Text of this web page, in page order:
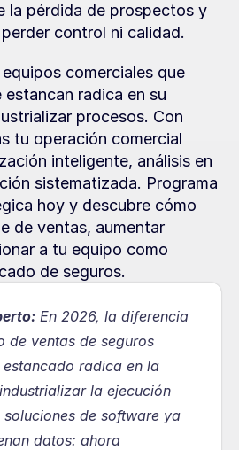
la pérdida de prospectos y
control ni calidad.
comerciales que
radica en su
procesos. Con
tu operación comercial
inteligente, análisis en
sistematizada. Programa
hoy y descubre cómo
de ventas, aumentar
a tu equipo como
de seguros.
En 2026, la diferencia
de ventas de seguros
radica en la
la ejecución
de software ya
datos: ahora